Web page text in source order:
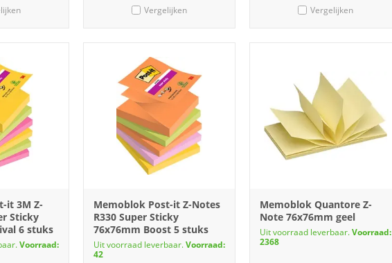
Vergelijken Vergelijken
it 3M Z-
Sticky
6 stuks
Voorraad:
Memoblok Post-it Z-Notes
R330 Super Sticky
76x76mm Boost 5 stuks
Uit voorraad leverbaar.Voorraad:
42
Memoblok Quantore Z-
Note 76x76mm geel
Uit voorraad leverbaar.Voorraad:
2368